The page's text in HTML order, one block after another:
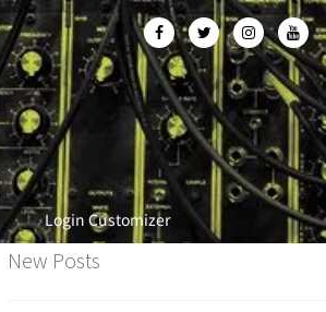
Login Customizer
New Posts